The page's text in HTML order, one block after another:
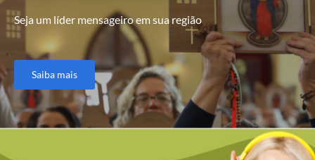
Seja um líder mensageiro em sua região
Saiba mais